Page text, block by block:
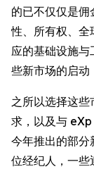
的已不仅仅是
性、所有权、
应的基础设施
些新市场的启动
之所以选择这
求，以及与 eXp
今年推出的部分
位经纪人，一